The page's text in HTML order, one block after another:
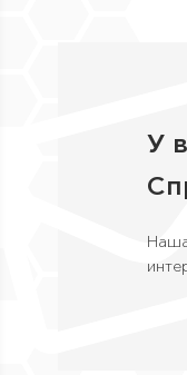
У